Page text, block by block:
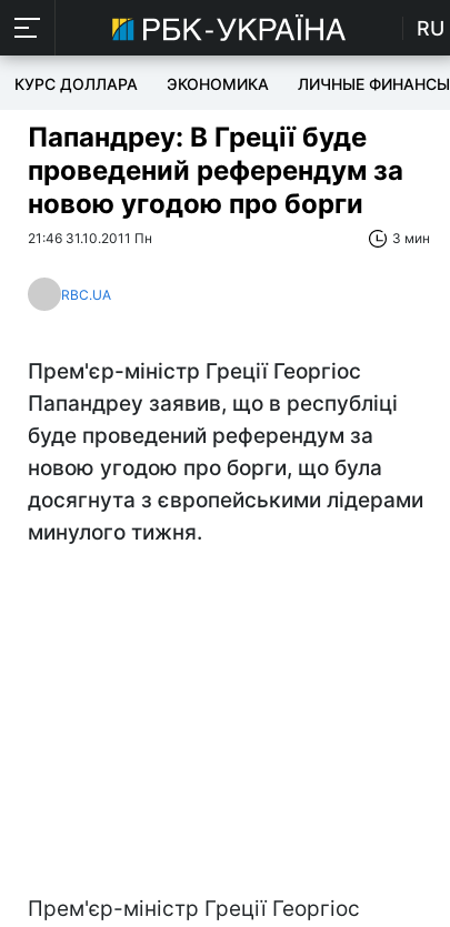
RU
КУРС ДОЛЛАРА ЭКОНОМИКА ЛИЧНЫЕ ФИНАНСЫ
Папандреу: В Греції буде
проведений референдум за
новою угодою про борги
21:46 31.10.2011 Пн 3 мин
RBC.UA
Прем'єр-міністр Греції Георгіос
Папандреу заявив, що в республіці
буде проведений референдум за
новою угодою про борги, що була
досягнута з європейськими лідерами
минулого тижня.
Прем'єр-міністр Греції Георгіос